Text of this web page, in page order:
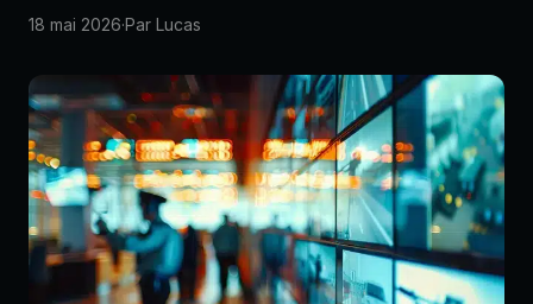
18 mai 2026·Par Lucas